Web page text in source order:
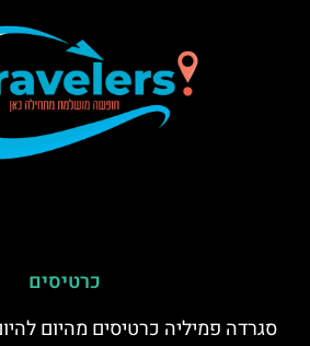
כרטיסים
סגרדה פמיליה כרטיסים מהיום